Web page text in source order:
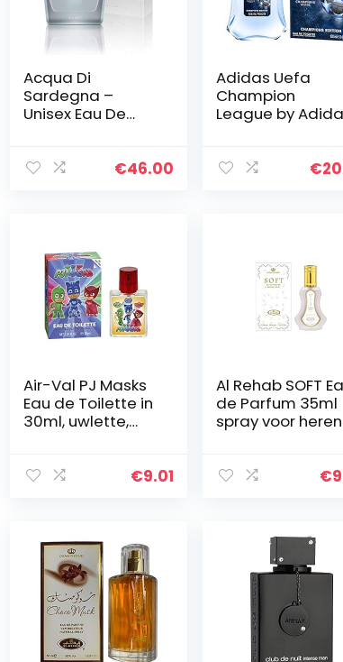
Acqua Di
Sardegna –
Unisex Eau De
€46.00
Adidas Uefa
Champion
League by
ml (Men)
€
Air-Val PJ Masks
Eau de Toilette in
30ml, uwlette,
€9.01
Al Rehab SOFT
de Parfum 35ml
spray voor heren
karamel, witte€